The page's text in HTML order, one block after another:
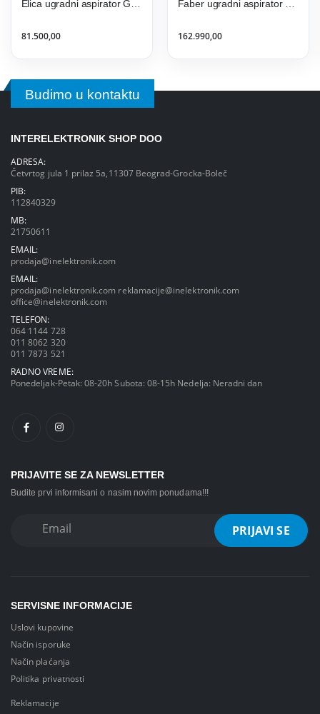
81.500,00 162.990,00
Budimo u kontaktu
INTERELEKTRONIK SHOP DOO
ADRESA:
Četvrtog jula 1 prilaz 5a,11307 Beograd-Grocka-Boleč
PIB:
112840329
MB:
21750611
EMAIL:
prodaja@inelektronik.com
EMAIL:
prodaja@inelektronik.com reklamacije@inelektronik.com
office@inelektronik.com
TELEFON:
064 1144 728
011 8062 320
011 7873 521
RADNO VREME:
Ponedeljak-Petak: 08-20h Subota: 08-15h Nedelja: Neradni dan
PRIJAVITE SE ZA NEWSLETTER
Budite prvi informisani o nasim novim ponudama!!!
SERVISNE INFORMACIJE
Uslovi kupovine
Način isporuke
Način plaćanja
Politika privatnosti
Reklamacije